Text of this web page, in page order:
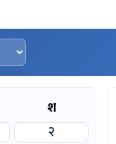
श
२